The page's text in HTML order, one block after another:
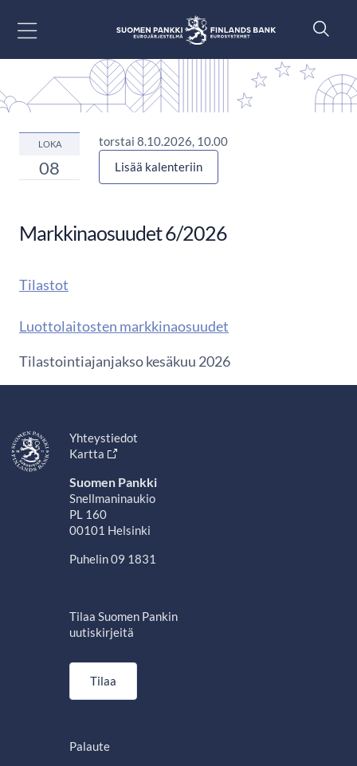
LOKA
08
torstai 8.10.2026, 10.00
Lisää kalenteriin
Markkinaosuudet 6/2026
Tilastot
Luottolaitosten markkinaosuudet
Tilastointiajanjakso kesäkuu 2026
Yhteystiedot
Kartta
Suomen Pankki
Snellmaninaukio
PL 160
00101 Helsinki
Puhelin 09 1831
Tilaa Suomen Pankin
uutiskirjeitä
Tilaa
Palaute